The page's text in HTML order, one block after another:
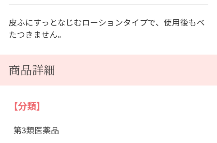
皮ふにすっとなじむローションタイプで、使用後もべ
たつきません。
商品詳細
【分類】
第3類医薬品